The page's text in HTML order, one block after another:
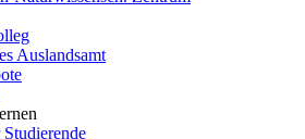
Auslandsamt